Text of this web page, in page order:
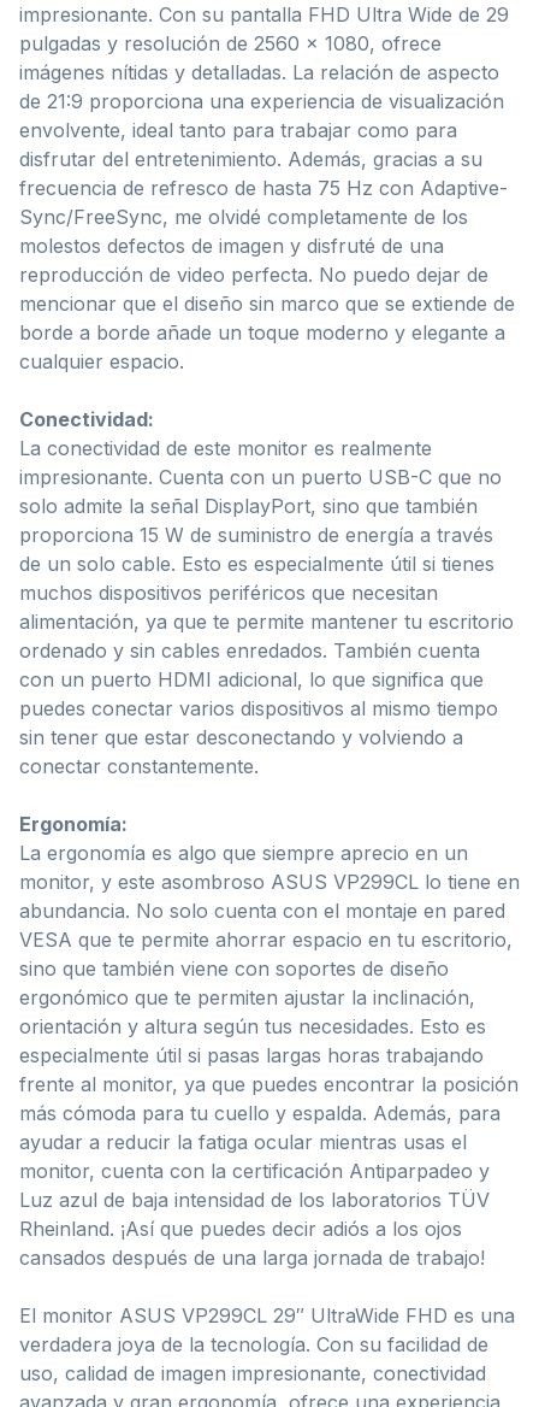
impresionante. Con su pantalla FHD Ultra Wide de 29
pulgadas y resolución de 2560 x 1080, ofrece
imágenes nítidas y detalladas. La relación de aspecto
de 21:9 proporciona una experiencia de visualización
envolvente, ideal tanto para trabajar como para
disfrutar del entretenimiento. Además, gracias a su
frecuencia de refresco de hasta 75 Hz con Adaptive-
Sync/FreeSync, me olvidé completamente de los
molestos defectos de imagen y disfruté de una
reproducción de video perfecta. No puedo dejar de
mencionar que el diseño sin marco que se extiende de
borde a borde añade un toque moderno y elegante a
cualquier espacio.
Conectividad:
La conectividad de este monitor es realmente
impresionante. Cuenta con un puerto USB-C que no
solo admite la señal DisplayPort, sino que también
proporciona 15 W de suministro de energía a través
de un solo cable. Esto es especialmente útil si tienes
muchos dispositivos periféricos que necesitan
alimentación, ya que te permite mantener tu escritorio
ordenado y sin cables enredados. También cuenta
con un puerto HDMI adicional, lo que significa que
puedes conectar varios dispositivos al mismo tiempo
sin tener que estar desconectando y volviendo a
conectar constantemente.
Ergonomía:
La ergonomía es algo que siempre aprecio en un
monitor, y este asombroso ASUS VP299CL lo tiene en
abundancia. No solo cuenta con el montaje en pared
VESA que te permite ahorrar espacio en tu escritorio,
sino que también viene con soportes de diseño
ergonómico que te permiten ajustar la inclinación,
orientación y altura según tus necesidades. Esto es
especialmente útil si pasas largas horas trabajando
frente al monitor, ya que puedes encontrar la posición
más cómoda para tu cuello y espalda. Además, para
ayudar a reducir la fatiga ocular mientras usas el
monitor, cuenta con la certificación Antiparpadeo y
Luz azul de baja intensidad de los laboratorios TÜV
Rheinland. ¡Así que puedes decir adiós a los ojos
cansados después de una larga jornada de trabajo!
El monitor ASUS VP299CL 29″ UltraWide FHD es una
verdadera joya de la tecnología. Con su facilidad de
uso, calidad de imagen impresionante, conectividad
avanzada y gran ergonomía, ofrece una experiencia